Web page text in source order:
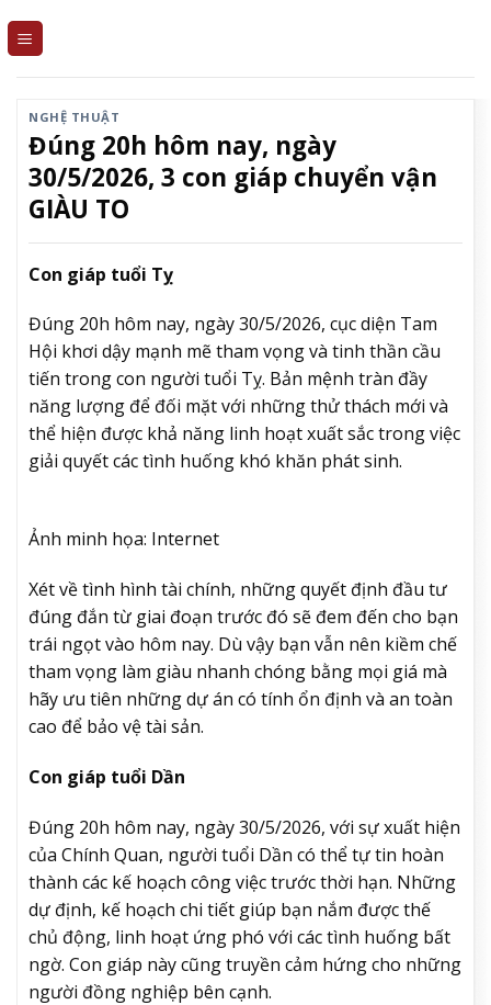
NGHỆ THUẬT
Đúng 20h hôm nay, ngày
30/5/2026, 3 con giáp chuyển vận
GIÀU TO
Con giáp tuổi Tỵ
Đúng 20h hôm nay, ngày 30/5/2026, cục diện Tam
Hội khơi dậy mạnh mẽ tham vọng và tinh thần cầu
tiến trong con người tuổi Tỵ. Bản mệnh tràn đầy
năng lượng để đối mặt với những thử thách mới và
thể hiện được khả năng linh hoạt xuất sắc trong việc
giải quyết các tình huống khó khăn phát sinh.
Ảnh minh họa: Internet
Xét về tình hình tài chính, những quyết định đầu tư
đúng đắn từ giai đoạn trước đó sẽ đem đến cho bạn
trái ngọt vào hôm nay. Dù vậy bạn vẫn nên kiềm chế
tham vọng làm giàu nhanh chóng bằng mọi giá mà
hãy ưu tiên những dự án có tính ổn định và an toàn
cao để bảo vệ tài sản.
Con giáp tuổi Dần
Đúng 20h hôm nay, ngày 30/5/2026, với sự xuất hiện
của Chính Quan, người tuổi Dần có thể tự tin hoàn
thành các kế hoạch công việc trước thời hạn. Những
dự định, kế hoạch chi tiết giúp bạn nắm được thế
chủ động, linh hoạt ứng phó với các tình huống bất
ngờ. Con giáp này cũng truyền cảm hứng cho những
người đồng nghiệp bên cạnh.